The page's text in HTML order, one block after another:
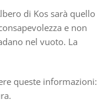
di Kos sarà quello
e non
nel vuoto. La
queste informazioni: